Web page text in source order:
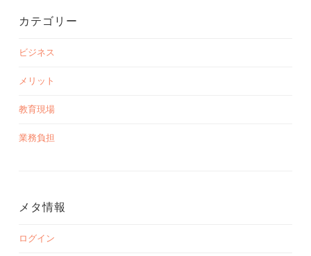
カテゴリー
ビジネス
メリット
教育現場
業務負担
メタ情報
ログイン